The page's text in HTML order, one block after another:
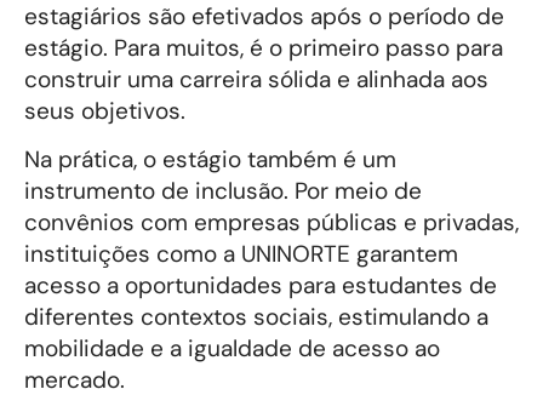
estagiários são efetivados após o período de
estágio. Para muitos, é o primeiro passo para
construir uma carreira sólida e alinhada aos
seus objetivos.
Na prática, o estágio também é um
instrumento de inclusão. Por meio de
convênios com empresas públicas e privadas,
instituições como a UNINORTE garantem
acesso a oportunidades para estudantes de
diferentes contextos sociais, estimulando a
mobilidade e a igualdade de acesso ao
mercado.